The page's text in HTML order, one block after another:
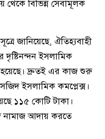
বিভিন্ন সেবামূলক
জানিয়েছে, ঐতিহ্যবাহী
দৃষ্টিনন্দন ইসলামিক
হয়েছে। দ্রুতই এর কাজ শুরু
ইসলামিক কমপ্লেক্স।
১১৫ কোটি টাকা।
নামাজ আদায় করতে